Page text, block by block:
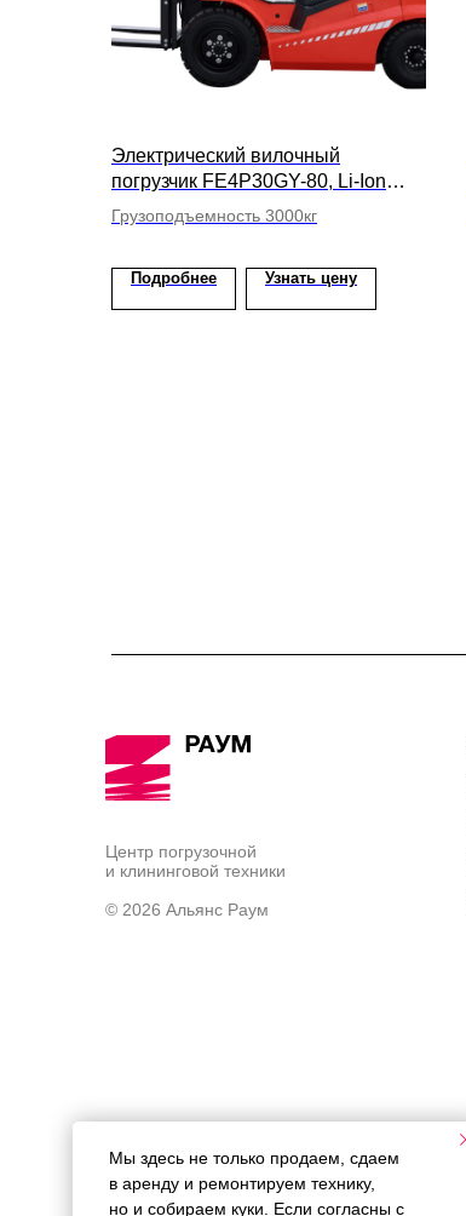
Электрический вилочный
погрузчик FE4P30GY-80, Li-Ion
АКБ, высота подъема вил 5000мм
Грузоподъемность 3000кг
Подробнее Узнать цену
Центр погрузочной
и клининговой техники
© 2026 Альянс Раум
Мы здесь не только продаем, сдаем
в аренду и ремонтируем технику,
но и собираем куки. Если согласны с